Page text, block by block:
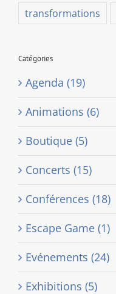
transformations
Catégories
Agenda (19)
Animations (6)
Boutique (5)
Concerts (15)
Conférences (18)
Escape Game (1)
Evénements (24)
Exhibitions (5)